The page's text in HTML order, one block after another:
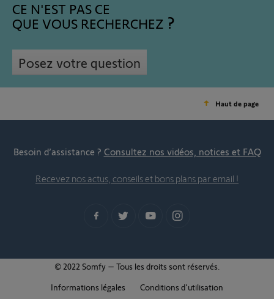
CE N'EST PAS CE
QUE VOUS RECHERCHEZ
Posez votre question
Haut de page
Besoin d’assistance ? Consultez nos vidéos, notices et FAQ
Recevez nos actus, conseils et bons plans par email !
© 2022 Somfy – Tous les droits sont réservés.
Informations légales
Conditions d'utilisation